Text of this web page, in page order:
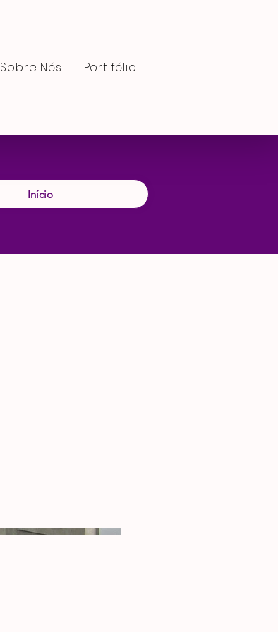
Sobre Nós Portifólio
Início